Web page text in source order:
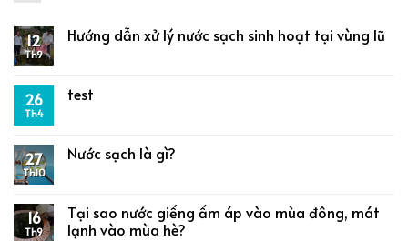
12
Th9
Hướng dẫn xử lý nước sạch sinh hoạt tại vùng lũ
26
Th4
test
27
Th10
Nước sạch là gì?
16
Th9
Tại sao nước giếng ấm áp vào mùa đông, mát
lạnh vào mùa hè?